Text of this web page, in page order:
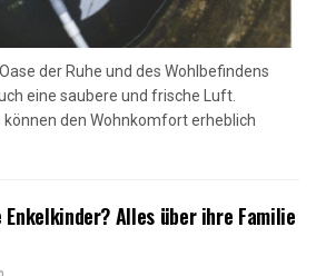
der Ruhe und des Wohlbefindens
eine saubere und frische Luft.
den Wohnkomfort erheblich
Alles über ihre Familie